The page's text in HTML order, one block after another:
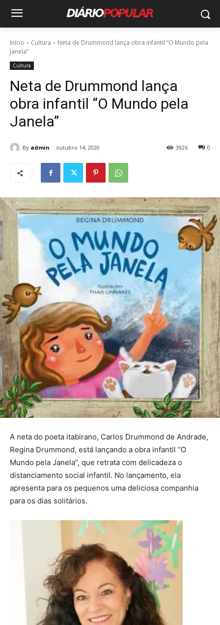
Início Cultura
Neta de Drummond lança obra infantil “O Mundo pela
Janela”
Cultura
Neta de Drummond lança
obra infantil “O Mundo pela
Janela”
By admin outubro 14, 2020 0
3926
A neta do poeta itabirano, Carlos Drummond de Andrade,
Regina Drummond, está lançando a obra infantil “O
Mundo pela Janela”, que retrata com delicadeza o
distanciamento social infantil. No lançamento, ela
apresenta para os pequenos uma deliciosa companhia
para os dias solitários.